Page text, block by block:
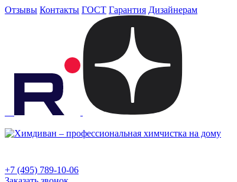
Отзывы Контакты ГОСТ Гарантия Дизайнерам
+7 (495) 789-10-06